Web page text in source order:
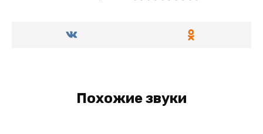
Похожие звуки